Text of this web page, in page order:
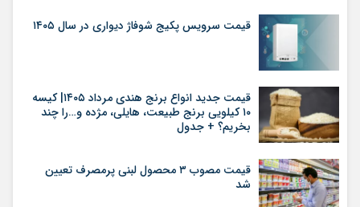
قیمت سرویس پکیج شوفاژ دیواری در سال ۱۴۰۵
قیمت جدید انواع برنج هندی مرداد ۱۴۰۵| کیسه
۱۰ کیلویی برنج طبیعت، هایلی، مژده و…را چند
بخریم؟ + جدول
قیمت مصوب ۳ محصول لبنی پرمصرف تعیین
شد